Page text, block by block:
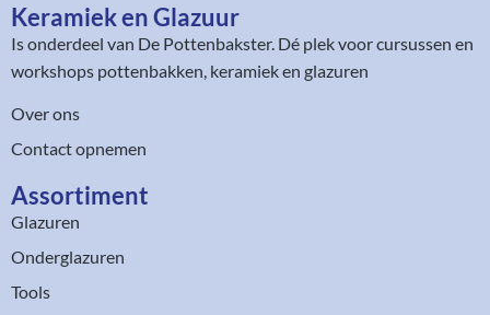
Keramiek en Glazuur​
Is onderdeel van De Pottenbakster. Dé plek voor cursussen en
workshops pottenbakken, keramiek en glazuren
Over ons
Contact opnemen
Assortiment​
Glazuren
Onderglazuren
Tools